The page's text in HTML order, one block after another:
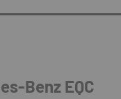
Benz EQC